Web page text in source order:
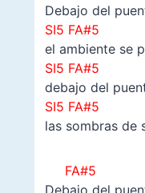
Debajo del
SI5 FA#5
el ambiente se
SI5 FA#5
debajo del
SI5 FA#5
las sombras de
FA#5
Debajo del